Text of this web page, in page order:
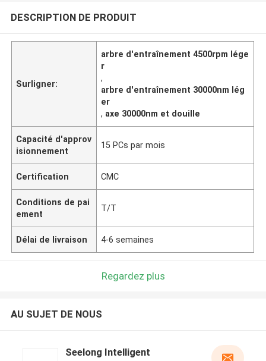
DESCRIPTION DE PRODUIT
Surligner:
arbre d'entraînement 4500rpm lége
r
,
arbre d'entraînement 30000nm lég
er
, axe 30000nm et douille
Capacité d'approv
isionnement
15 PCs par mois
Certification CMC
Conditions de pai
ement
T/T
Délai de livraison 4-6 semaines
Regardez plus
AU SUJET DE NOUS
Seelong Intelligent